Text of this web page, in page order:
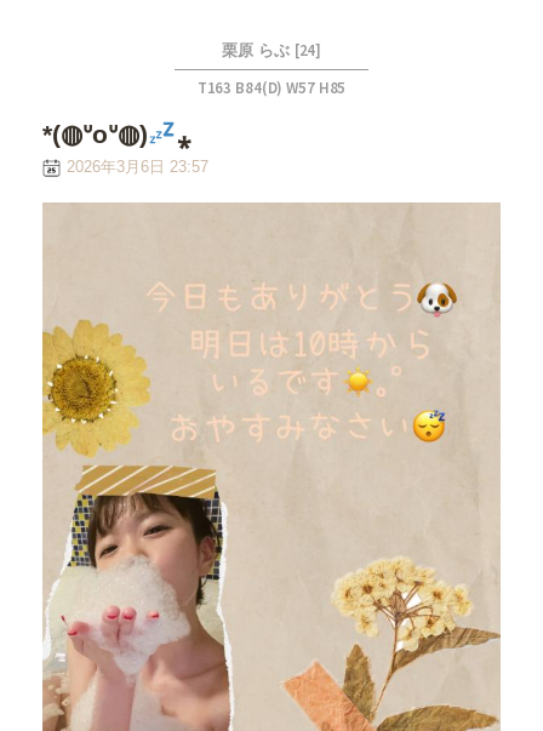
栗原 らぶ [24]
T163 B84(D) W57 H85
*(◍ᐡoᐡ◍) ⁎
2026年3月6日 23:57